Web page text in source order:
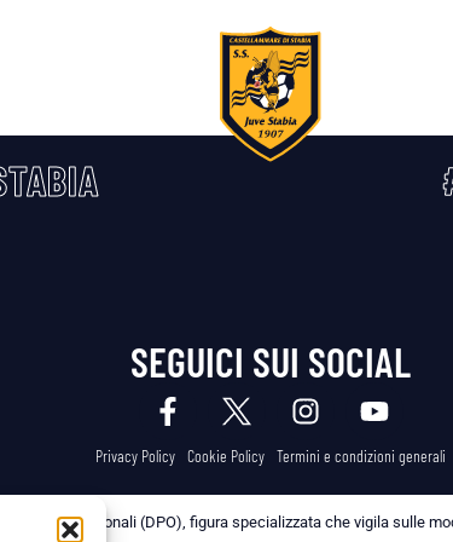
SEGUICI SUI SOCIAL
Privacy Policy Cookie Policy Termini e condizioni generali
dei Dati Personali (DPO), figura specializzata che vigila sulle